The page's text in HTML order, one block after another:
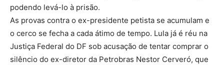
podendo levá-lo à prisão.
As provas contra o ex-presidente petista se acumulam e
o cerco se fecha a cada átimo de tempo. Lula já é réu na
Justiça Federal do DF sob acusação de tentar comprar o
silêncio do ex-diretor da Petrobras Nestor Cerveró, que